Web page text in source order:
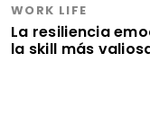
WORK LIFE
La resiliencia
la skill más